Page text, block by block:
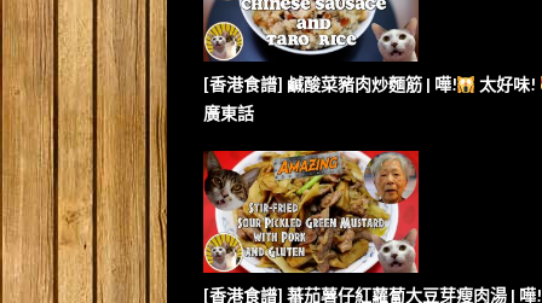
[香港食譜] 鹹酸菜豬肉炒麵筋 | 嘩!
太好味!
廣東話
[香港食譜] 蕃茄薯仔紅蘿蔔大豆芽瘦肉湯 | 嘩!